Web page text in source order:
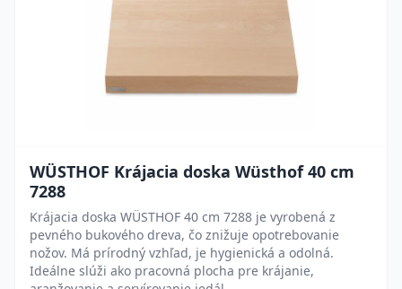
WÜSTHOF Krájacia doska Wüsthof 40 cm
7288
Krájacia doska WÜSTHOF 40 cm 7288 je vyrobená z
pevného bukového dreva, čo znižuje opotrebovanie
nožov. Má prírodný vzhľad, je hygienická a odolná.
Ideálne slúži ako pracovná plocha pre krájanie,